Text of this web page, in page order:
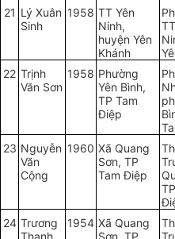
21 Lý Xuân
Sinh
1958 TT Yên
Ninh,
huyện Yên
Khánh
22 Trịnh
Văn Sơn
1958 Phường
Yên Bình,
TP Tam
Điệp
23 Nguyễn
Văn
Cộng
1960 Xã Quang
Sơn, TP
Tam Điệp
24 Trương
Thanh
1954 Xã Quang
Sơn, TP